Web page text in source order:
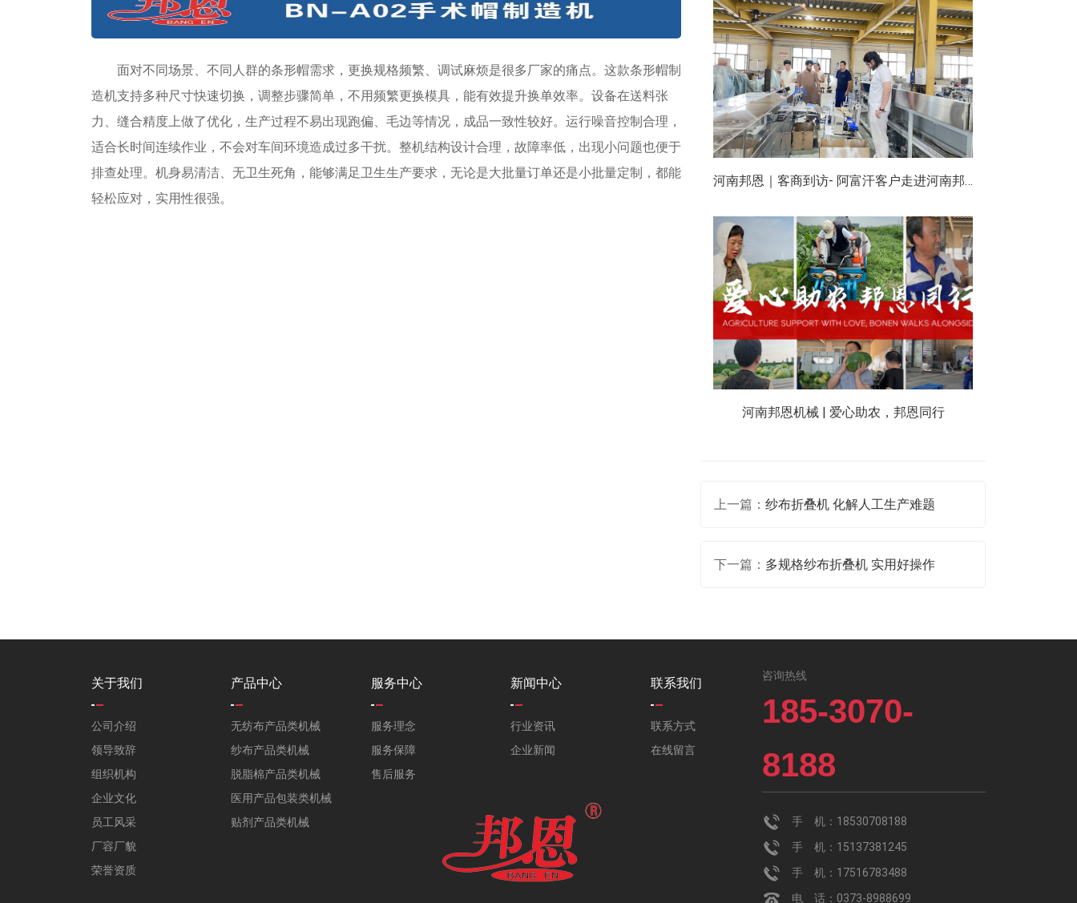
面对不同场景、不同人群的条形帽需求，更换规格频繁、调试麻烦是很多厂家的痛点。这款条形帽制
造机支持多种尺寸快速切换，调整步骤简单，不用频繁更换模具，能有效提升换单效率。设备在送料张
力、缝合精度上做了优化，生产过程不易出现跑偏、毛边等情况，成品一致性较好。运行噪音控制合理，
适合长时间连续作业，不会对车间环境造成过多干扰。整机结构设计合理，故障率低，出现小问题也便于
排查处理。机身易清洁、无卫生死角，能够满足卫生生产要求，无论是大批量订单还是小批量定制，都能
轻松应对，实用性很强。
河南邦恩｜客商到访- 阿富汗客户走进河南邦恩车间实地洽谈合作
河南邦恩机械 | 爱心助农，邦恩同行
上一篇： 纱布折叠机 化解人工生产难题
下一篇： 多规格纱布折叠机 实用好操作
关于我们
公司介绍
领导致辞
组织机构
企业文化
员工风采
厂容厂貌
荣誉资质
产品中心
无纺布产品类机械
纱布产品类机械
脱脂棉产品类机械
医用产品包装类机械
贴剂产品类机械
服务中心
服务理念
服务保障
售后服务
新闻中心
行业资讯
企业新闻
联系我们
联系方式
在线留言
咨询热线
185-3070-
8188
手 机：18530708188
手 机：15137381245
手 机：17516783488
电 话：0373-8988699